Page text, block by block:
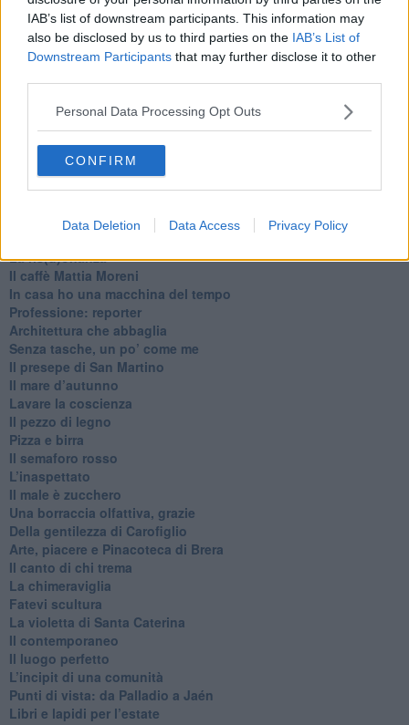
IAB’s list of downstream participants. This information may
also be disclosed by us to third parties on the IAB’s List of
Downstream Participants that may further disclose it to other
Personal Data Processing Opt Outs
CONFIRM
Data Deletion Data Access Privacy Policy
Ti potrebbe interessare anche:
Articoli dal Blog “Pagine allegre” di Gianni Micheli
Ode ai lacci
​La ris(u)onanza
​Il caffè Mattia Moreni
​In casa ho una macchina del tempo
Professione: reporter
Architettura che abbaglia
​Senza tasche, un po’ come me
​Il presepe di San Martino
​Il mare d’autunno
​Lavare la coscienza
​Il pezzo di legno
​Pizza e birra
​Il semaforo rosso
​L’inaspettato
​Il male è zucchero
​Una borraccia olfattiva, grazie
​Della gentilezza di Carofiglio
Arte, piacere e Pinacoteca di Brera
​Il canto di chi trema
La chimeraviglia
​Fatevi scultura
​La violetta di Santa Caterina
​Il contemporaneo
​Il luogo perfetto
​L’incipit di una comunità
Punti di vista: da Palladio a Jaén
​Libri e lapidi per l’estate